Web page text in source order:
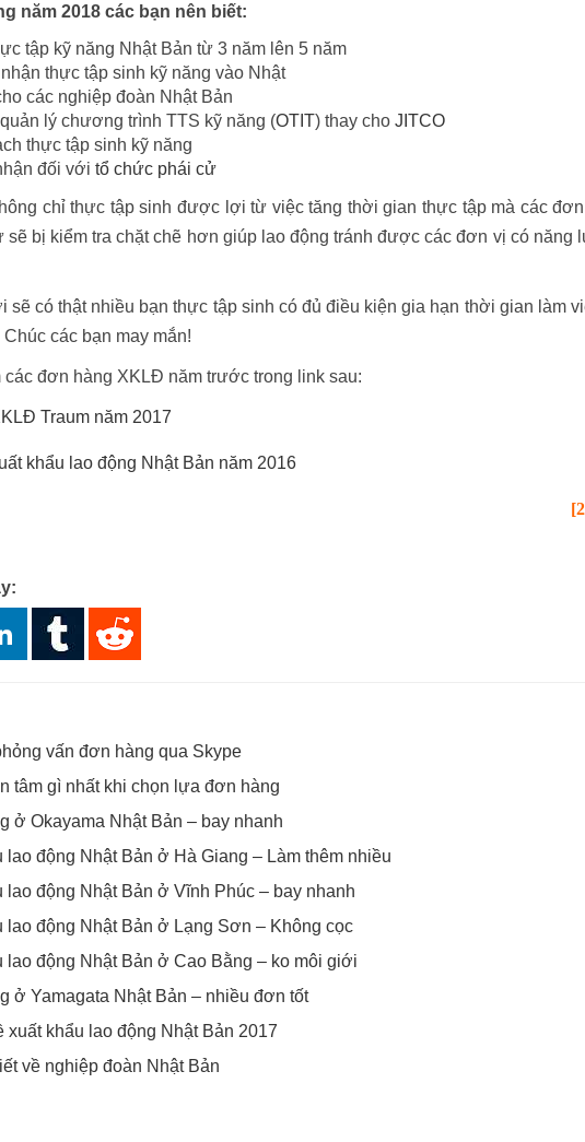
năm 2018 các bạn nên biết:
tập kỹ năng Nhật Bản từ 3 năm lên 5 năm
thực tập sinh kỹ năng vào Nhật
các nghiệp đoàn Nhật Bản
lý chương trình TTS kỹ năng (OTIT) thay cho JITCO
thực tập sinh kỹ năng
đối với tổ chức phái cử
chỉ thực tập sinh được lợi từ việc tăng thời gian thực tập mà các
bị kiểm tra chặt chẽ hơn giúp lao động tránh được các đơn vị có năng
sẽ có thật nhiều bạn thực tập sinh có đủ điều kiện gia hạn thời gian làm
các bạn may mắn!
các đơn hàng XKLĐ năm trước trong link sau:
Traum năm 2017
khẩu lao động Nhật Bản năm 2016
vấn đơn hàng qua Skype
tâm gì nhất khi chọn lựa đơn hàng
ở Okayama Nhật Bản – bay nhanh
động Nhật Bản ở Hà Giang – Làm thêm nhiều
lao động Nhật Bản ở Vĩnh Phúc – bay nhanh
lao động Nhật Bản ở Lạng Sơn – Không cọc
lao động Nhật Bản ở Cao Bằng – ko môi giới
ở Yamagata Nhật Bản – nhiều đơn tốt
xuất khẩu lao động Nhật Bản 2017
về nghiệp đoàn Nhật Bản